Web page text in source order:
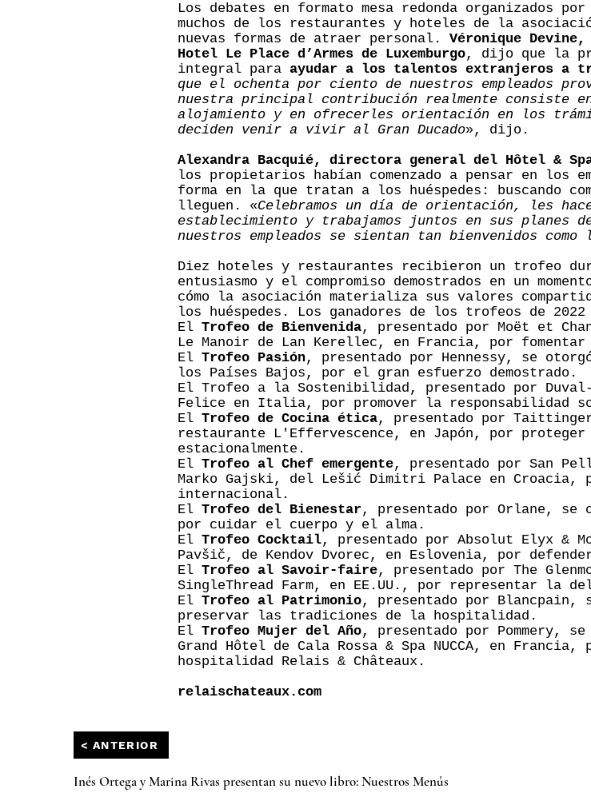
Los debates en formato mesa redonda organizados
muchos de los restaurantes y hoteles de la
nuevas formas de atraer personal. Véronique
Hotel Le Place d’Armes de Luxemburgo, dijo que la
integral para ayudar a los talentos extranjeros a
que el ochenta por ciento de nuestros empleados
nuestra principal contribución realmente consiste en
alojamiento y en ofrecerles orientación en los
deciden venir a vivir al Gran Ducado», dijo.
Alexandra Bacquié, directora general del Hôtel &
los propietarios habían comenzado a pensar en los
forma en la que tratan a los huéspedes: buscando
lleguen. «Celebramos un día de orientación, les
establecimiento y trabajamos juntos en sus planes
nuestros empleados se sientan tan bienvenidos
Diez hoteles y restaurantes recibieron un trofeo
entusiasmo y el compromiso demostrados en un
cómo la asociación materializa sus valores
los huéspedes. Los ganadores de los trofeos de
El Trofeo de Bienvenida, presentado por Moët et
Le Manoir de Lan Kerellec, en Francia, por
El Trofeo Pasión, presentado por Hennessy, se
los Países Bajos, por el gran esfuerzo demostrado.
El Trofeo a la Sostenibilidad, presentado por
Felice en Italia, por promover la responsabilidad
El Trofeo de Cocina ética, presentado por
restaurante L'Effervescence, en Japón, por
estacionalmente.
El Trofeo al Chef emergente, presentado por San
Marko Gajski, del Lešić Dimitri Palace en Croacia,
internacional.
El Trofeo del Bienestar , presentado por Orlane, se
por cuidar el cuerpo y el alma.
El Trofeo Cocktail, presentado por Absolut Elyx &
Pavšič, de Kendov Dvorec, en Eslovenia, por
El Trofeo al Savoir-faire, presentado por The
SingleThread Farm, en EE.UU., por representar la
El Trofeo al Patrimonio, presentado por Blancpain,
preservar las tradiciones de la hospitalidad.
El Trofeo Mujer del Año, presentado por Pommery,
Grand Hôtel de Cala Rossa & Spa NUCCA, en
hospitalidad Relais & Châteaux.
relaischateaux.com
< ANTERIOR
Inés Ortega y Marina Rivas presentan su nuevo libro: Nuestros Menús